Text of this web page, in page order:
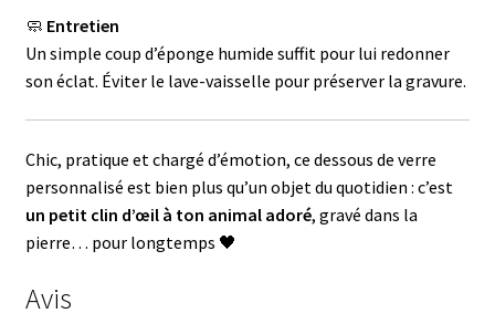
🧼 Entretien
Un simple coup d’éponge humide suffit pour lui redonner
son éclat. Éviter le lave-vaisselle pour préserver la gravure.
Chic, pratique et chargé d’émotion, ce dessous de verre
personnalisé est bien plus qu’un objet du quotidien : c’est
un petit clin d’œil à ton animal adoré, gravé dans la
pierre… pour longtemps 🖤
Avis